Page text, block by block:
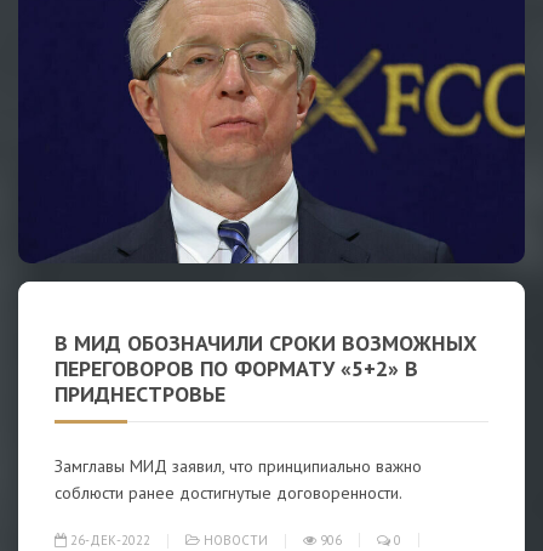
В МИД ОБОЗНАЧИЛИ СРОКИ ВОЗМОЖНЫХ
ПЕРЕГОВОРОВ ПО ФОРМАТУ «5+2» В
ПРИДНЕСТРОВЬЕ
Замглавы МИД заявил, что принципиально важно
соблюсти ранее достигнутые договоренности.
26-ДЕК-2022 НОВОСТИ 906 0